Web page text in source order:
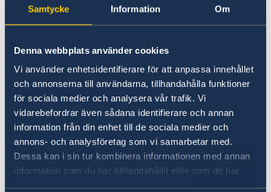
Samtycke Information Om
Denna webbplats använder cookies
Vi använder enhetsidentifierare för att anpassa innehållet
och annonserna till användarna, tillhandahålla funktioner
för sociala medier och analysera vår trafik. Vi
vidarebefordrar även sådana identifierare och annan
information från din enhet till de sociala medier och
annons- och analysföretag som vi samarbetar med.
Dessa kan i sin tur kombinera informationen med annan
information som du har tillhandahållit eller som de har
but also the infrastructure of the country.” – Marie
Andersson de Frutos.
Working mainly through the National Electricity Utility,
Electricidade de Moçambique (EDM) - Sweden has
provided support to advance rural electrification, which
has directly contributed to providing electricity access
to more than 100,000 people in rural areas, and
indirectly to many more through electrification of
health centers, schools and street lights.